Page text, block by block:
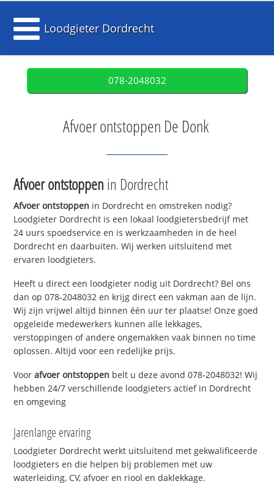
Loodgieter Dordrecht
078-2048032
Afvoer ontstoppen De Donk
Afvoer ontstoppen in Dordrecht
Afvoer ontstoppen in Dordrecht en omstreken nodig?
Loodgieter Dordrecht is een lokaal loodgietersbedrijf met
24 uurs spoedservice en is werkzaamheden in de heel
Dordrecht en daarbuiten. Wij werken uitsluitend met
ervaren loodgieters.
Heeft u direct een loodgieter nodig uit Dordrecht? Bel ons
dan op 078-2048032 en krijg direct een vakman aan de lijn.
Wij zijn vrijwel altijd binnen één uur ter plaatse! Onze goed
opgeleide medewerkers kunnen alle lekkages,
verstoppingen of andere ongemakken vaak binnen no time
oplossen. Altijd voor een redelijke prijs.
Voorafvoer ontstoppen belt u deze avond 078-2048032! Wij
hebben 24/7 verschillende loodgieters actief in Dordrecht
en omgeving
Jarenlange ervaring
Loodgieter Dordrecht werkt uitsluitend met gekwalificeerde
loodgieters en die helpen bij problemen met uw
waterleiding, CV, afvoer en riool en daklekkage.